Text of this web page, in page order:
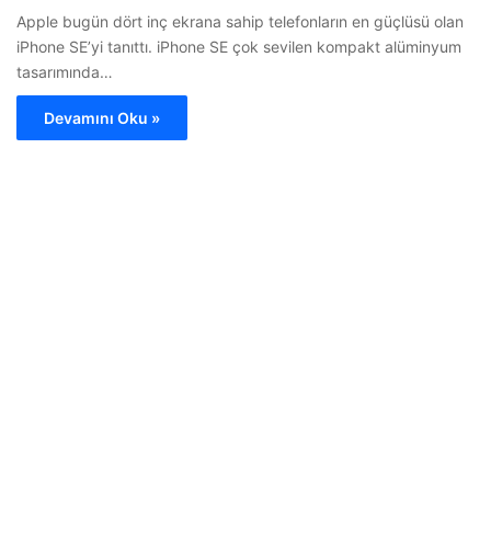
Apple bugün dört inç ekrana sahip telefonların en güçlüsü olan
iPhone SE’yi tanıttı. iPhone SE çok sevilen kompakt alüminyum
tasarımında…
Devamını Oku »